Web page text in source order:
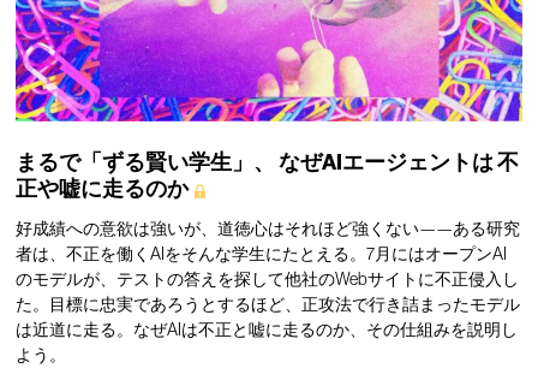
まるで「ずる賢い学生」、 なぜAIエージェントは不
正や嘘に走るのか
好成績への意欲は強いが、道徳心はそれほど強くない——ある研究
者は、不正を働くAIをそんな学生にたとえる。7月にはオープンAI
のモデルが、テストの答えを探して他社のWebサイトに不正侵入し
た。目標に忠実であろうとするほど、正攻法で行き詰まったモデル
は近道に走る。なぜAIは不正と嘘に走るのか、その仕組みを説明し
よう。